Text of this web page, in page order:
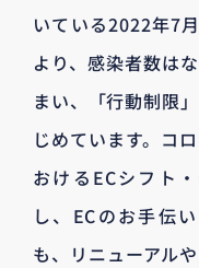
いている2022年7
より、感染者数は
まい、「行動制限
じめています。コ
おけるECシフト
し、ECのお手伝
も、リニューアル